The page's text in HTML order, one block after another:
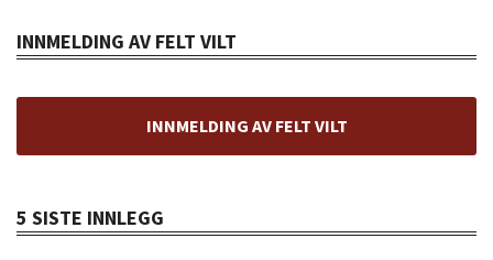
INNMELDING AV FELT VILT
INNMELDING AV FELT VILT
5 SISTE INNLEGG